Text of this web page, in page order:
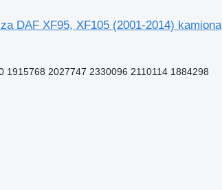
DAF XF95, XF105 (2001-2014) kamiona
1915768 2027747 2330096 2110114 1884298